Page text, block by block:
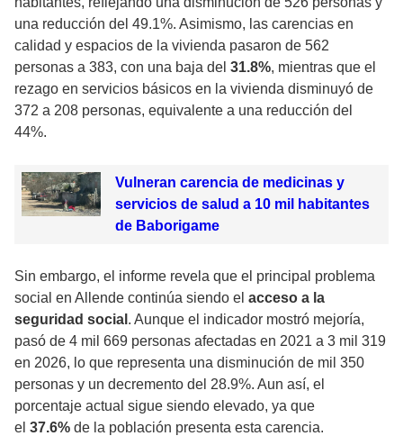
una reducción del 49.1%. Asimismo, las carencias en
calidad y espacios de la vivienda pasaron de 562
personas a 383, con una baja del 31.8%, mientras que el
rezago en servicios básicos en la vivienda disminuyó de
372 a 208 personas, equivalente a una reducción del
44%.
Vulneran carencia de medicinas y
servicios de salud a 10 mil habitantes
de Baborigame
Sin embargo, el informe revela que el principal problema
social en Allende continúa siendo el acceso a la
seguridad social . Aunque el indicador mostró mejoría,
pasó de 4 mil 669 personas afectadas en 2021 a 3 mil 319
en 2026, lo que representa una disminución de mil 350
personas y un decremento del 28.9%. Aun así, el
porcentaje actual sigue siendo elevado, ya que
el 37.6% de la población presenta esta carencia.